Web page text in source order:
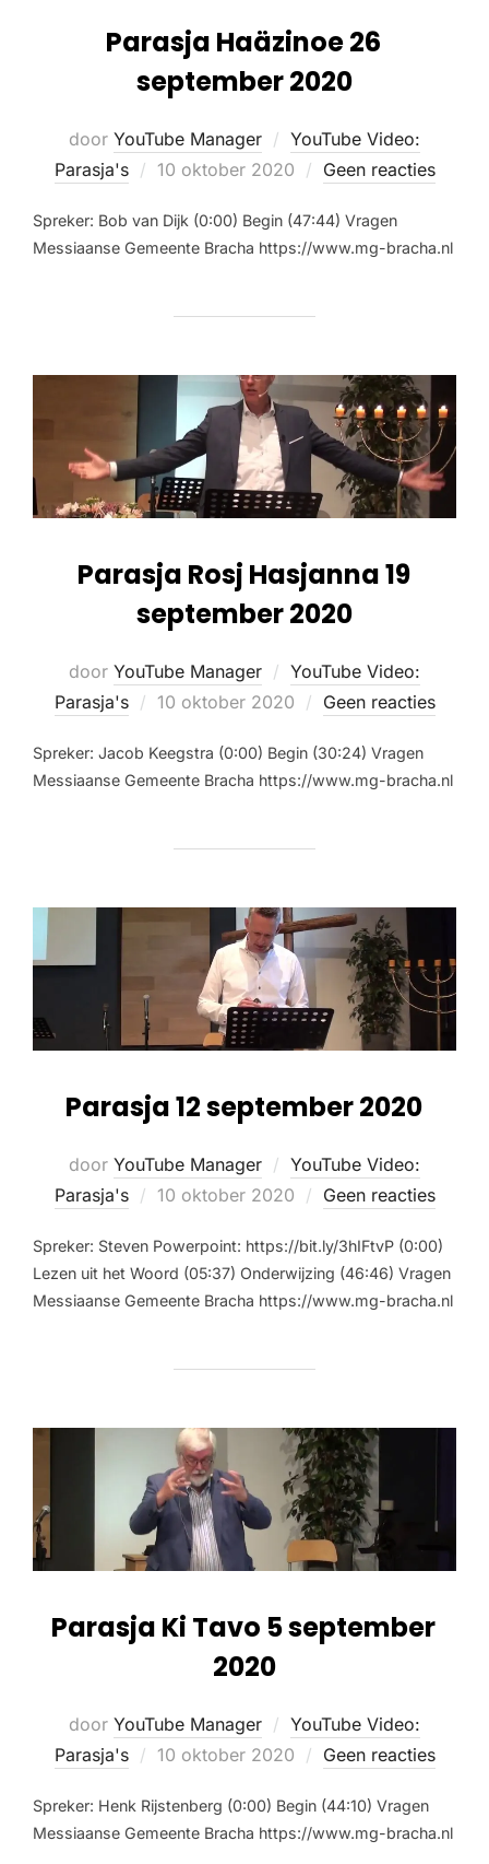
Parasja Haäzinoe 26
september 2020
door YouTube Manager
YouTube Video:
Parasja's
10 oktober 2020 Geen reacties
Spreker: Bob van Dijk (0:00) Begin (47:44) Vragen
Messiaanse Gemeente Bracha https://www.mg-bracha.nl
Parasja Rosj Hasjanna 19
september 2020
door YouTube Manager
YouTube Video:
Parasja's
10 oktober 2020 Geen reacties
Spreker: Jacob Keegstra (0:00) Begin (30:24) Vragen
Messiaanse Gemeente Bracha https://www.mg-bracha.nl
Parasja 12 september 2020
door YouTube Manager
YouTube Video:
Parasja's
10 oktober 2020 Geen reacties
Spreker: Steven Powerpoint: https://bit.ly/3hIFtvP (0:00)
Lezen uit het Woord (05:37) Onderwijzing (46:46) Vragen
Messiaanse Gemeente Bracha https://www.mg-bracha.nl
Parasja Ki Tavo 5 september
2020
door YouTube Manager
YouTube Video:
Parasja's
10 oktober 2020 Geen reacties
Spreker: Henk Rijstenberg (0:00) Begin (44:10) Vragen
Messiaanse Gemeente Bracha https://www.mg-bracha.nl